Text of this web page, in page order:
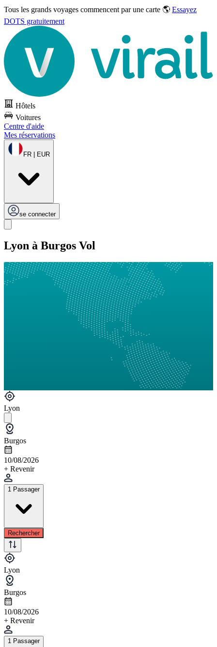
Tous les grands voyages commencent par une carte 🌎 Essayez
DOTS gratuitement
Hôtels
Voitures
Centre d'aide
Mes réservations
FR | EUR
se connecter
Lyon à Burgos Vol
Lyon
Burgos
10/08/2026
+ Revenir
1 Passager
Rechercher
Lyon
Burgos
10/08/2026
+ Revenir
1 Passager